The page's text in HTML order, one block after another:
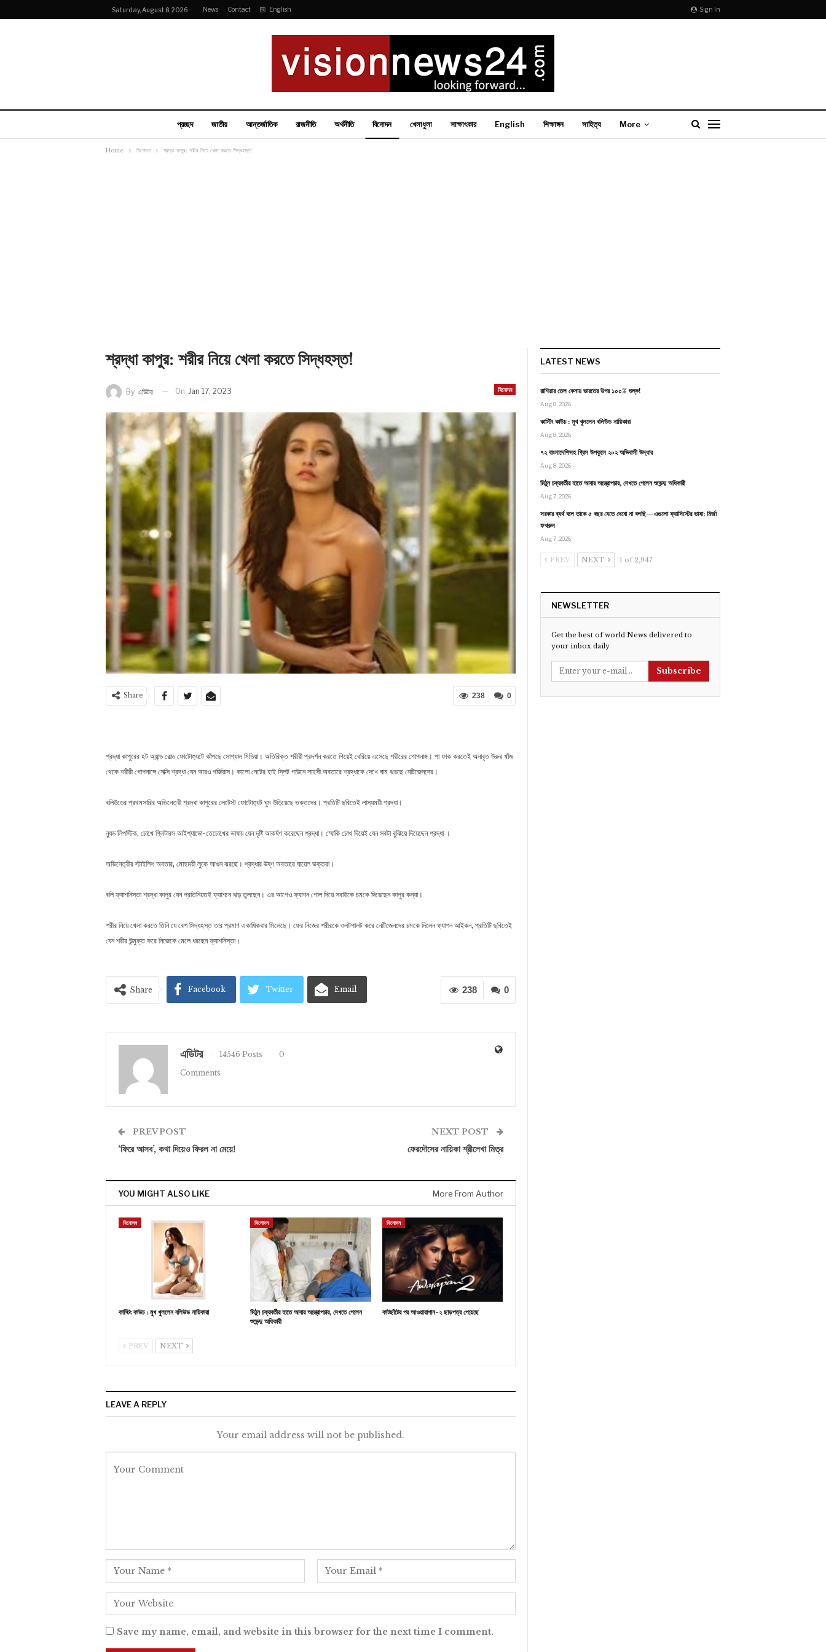
Sign In
Saturday, August 8, 2026 News Contact English
প্রচ্ছদ জাতীয় আন্তর্জাতিক রাজনীতি অর্থনীতি বিনোদন খেলাধুলা সাক্ষাৎকার English শিক্ষাঙ্গন সাহিত্য More
Home বিনোদন শ্রদ্ধা কাপুর: শরীর নিয়ে খেলা করতে সিদ্ধহস্ত!
শ্রদ্ধা কাপুর: শরীর নিয়ে খেলা করতে সিদ্ধহস্ত!
বিনোদন
By এডিটর On Jan 17, 2023
0
238
Share
শ্রদ্ধা কাপুরের হট অ্যান্ড বোল্ড ফোটোশ্যুটে কাঁপছে সোশ্যাল মিডিয়া। অতিরিক্ত শরীরী প্রদর্শন করতে গিয়েই বেরিয়ে এসেছে শরীরের গোপনাঙ্গ। পা ফাক করতেই অনাবৃত উরুর খাঁজ
থেকে শরীরী গোপনাঙ্গে সেক্সি শ্রদ্ধা যেন আরও গর্জিয়াস। কালো নেটের হাই স্লিট গাউনে সাহসী অবতারে শ্রদ্ধাকে দেখে ঘাম ঝরছে নেটিজেনদের।
বলিউডের প্রথমসারির অভিনেত্রী শ্রদ্ধা কাপুরের লেটেস্ট ফোটোশ্যুট ঘুম উড়িয়েছে ভক্তদের। প্রতিটি ছবিতেই লাস্যময়ী শ্রদ্ধা।
ন্যুড লিপস্টিক, চোখে গ্লিটারস আইশ্যাডো-তেচোখের ভাষায় যেন দৃষ্টি আকর্ষণ করেছেন শ্রদ্ধা। স্মোকি চোখ দিয়েই যেন সবটা বুঝিয়ে দিয়েছেন শ্রদ্ধা ।
অভিনেত্রীর স্টাইলিশ অবতার, মোহময়ী লুকে আগুন ঝরছে। শ্রদ্ধার উষ্ণ অবতারে ঘায়েল ভক্তরা।
বলি ফ্যাশনিস্তা শ্রদ্ধা কাপুর যেন প্রতিনিয়তই ফ্যাশনে ঝড় তুলছেন। এর আগেও ফ্যাশন গোল দিয়ে সবাইকে চমকে দিয়েছেন কাপুর কন্যা।
শরীর নিয়ে খেলা করতে তিনি যে বেশ সিদ্ধহস্ত তার প্রমাণ একাধিকবার মিলেছে। ফের নিজের শরীরকে ওলটপালট করে নেটিজেনদের চমকে দিলেন ফ্যাশন আইকন, প্রতিটি ছবিতেই
যেন শরীর উন্মুক্ত করে নিজেকে মেলে ধরছেন ফ্যাশনিস্তা।
0
238
Share Facebook Twitter Email
এডিটর 14546 Posts
0
Comments
PREV POST
‘ফিরে আসব’, কথা দিয়েও ফিরল না মেয়ে!
NEXT POST
ফেরদৌসের নায়িকা শ্রীলেখা মিত্র
YOU MIGHT ALSO LIKE More From Author
বিনোদন
কাস্টিং কাউচ : মুখ খুললেন বলিউড নায়িকারা
বিনোদন
মিঠুন চক্রবর্তীর হাতে আবার অস্ত্রোপচার, দেখতে গেলেন
শুভেন্দু অধিকারী
বিনোদন
কাটছাঁটের পর আওয়ারাপান-২ ছাড়পত্র পেয়েছে
PREV NEXT
LEAVE A REPLY
Your email address will not be published.
Save my name, email, and website in this browser for the next time I comment.
LATEST NEWS
রাশিয়ার তেল কেনায় ভারতের উপর ১০০% শুল্ক!
Aug 8, 2026
কাস্টিং কাউচ : মুখ খুললেন বলিউড নায়িকারা
Aug 8, 2026
৭২ বাংলাদেশিসহ গ্রিস উপকূলে ২০২ অভিবাসী উদ্ধার
Aug 8, 2026
মিঠুন চক্রবর্তীর হাতে আবার অস্ত্রোপচার, দেখতে গেলেন শুভেন্দু অধিকারী
Aug 7, 2026
সরকার ব্যর্থ বলে তাকে ৫ বছর যেতে দেবো না বলছি—এগুলো ফ্যাসিস্টের ভাষা: মির্জা
ফখরুল
Aug 7, 2026
PREV NEXT 1 of 2,947
NEWSLETTER
Get the best of world News delivered to
your inbox daily
Subscribe